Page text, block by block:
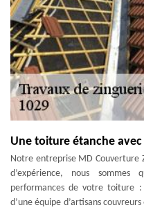
Une toiture étanche
Notre entreprise MD Couverture
d’expérience, nous
performances de votre toiture :
d’une équipe d’artisans